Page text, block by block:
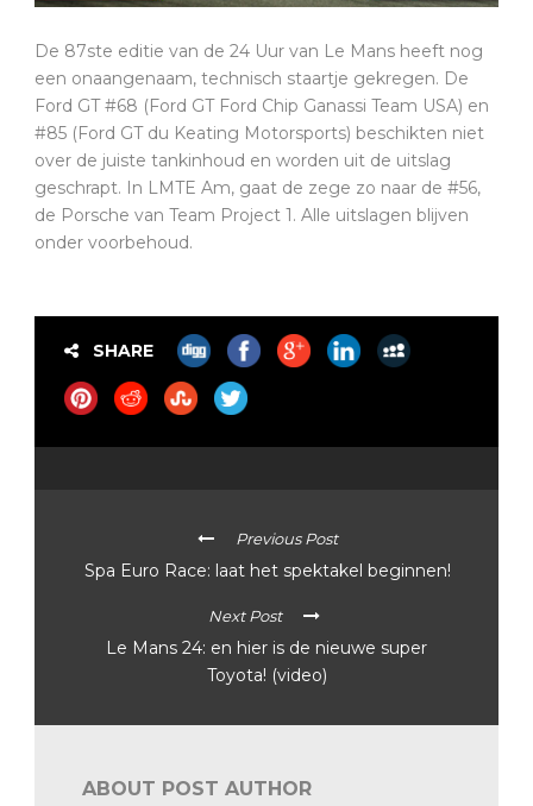
De 87ste editie van de 24 Uur van Le Mans heeft nog
een onaangenaam, technisch staartje gekregen. De
Ford GT #68 (Ford GT Ford Chip Ganassi Team USA) en
#85 (Ford GT du Keating Motorsports) beschikten niet
over de juiste tankinhoud en worden uit de uitslag
geschrapt. In LMTE Am, gaat de zege zo naar de #56,
de Porsche van Team Project 1. Alle uitslagen blijven
onder voorbehoud.
SHARE
Previous Post
Spa Euro Race: laat het spektakel beginnen!
Next Post
Le Mans 24: en hier is de nieuwe super
Toyota! (video)
ABOUT POST AUTHOR